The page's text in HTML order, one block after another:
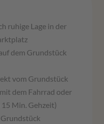
ruhige Lage in der
dem Grundstück
vom Grundstück
dem Fahrrad oder
Min. Gehzeit)